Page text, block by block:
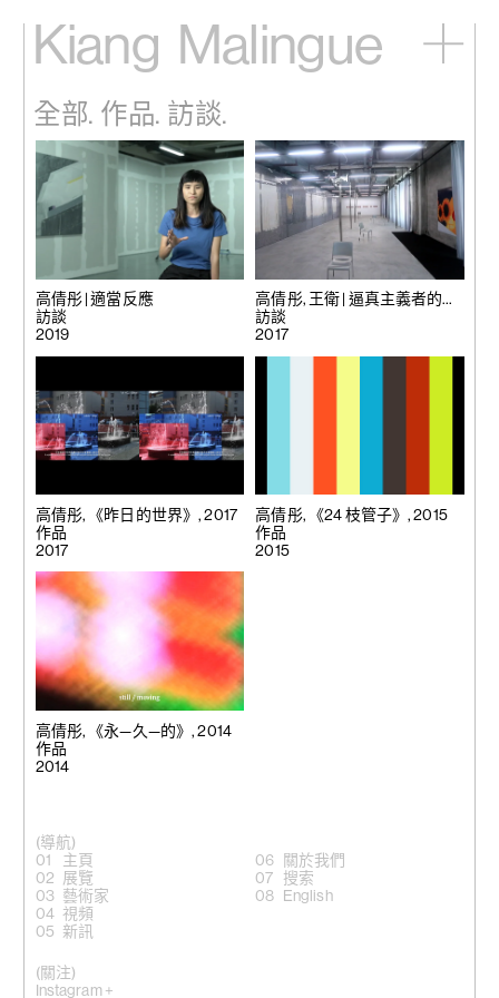
Kiang Malingue
展覽
藝術家
視頻
新訊
關於我們
English
全部. 作品. 訪談.
高倩彤 | 適當反應
訪談
2019
高倩彤, 王衛 | 逼真主義者的靈
感
訪談
2017
高倩彤, 《昨日的世界》, 2017
作品
2017
高倩彤, 《24 枝管子》, 2015
作品
2015
高倩彤, 《永—久—的》, 2014
作品
2014
(導航)
主頁
展覽
藝術家
視頻
新訊
關於我們
搜索
English
(關注)
Instagram +